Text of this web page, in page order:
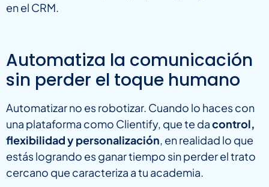
en el CRM.
Automatiza la comunicación
sin perder el toque humano
Automatizar no es robotizar. Cuando lo haces con
una plataforma como Clientify, que te dacontrol,
flexibilidad y personalización, en realidad lo que
estás logrando es ganar tiempo sin perder el trato
cercano que caracteriza a tu academia.